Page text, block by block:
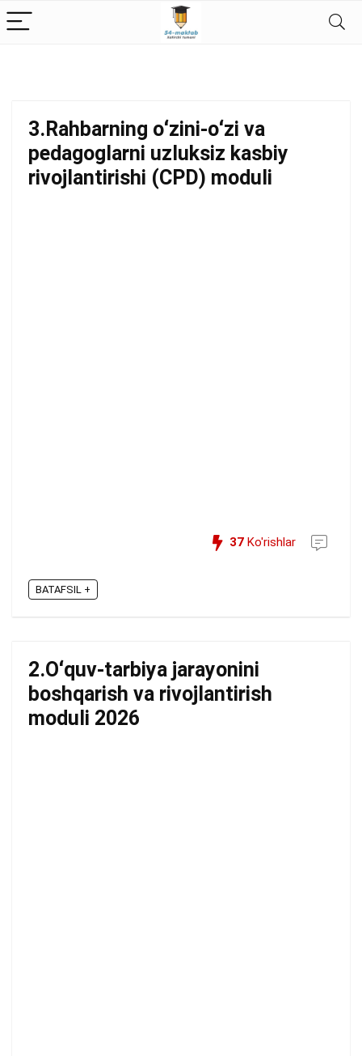
3.Rahbarning oʻzini-oʻzi va
pedagoglarni uzluksiz kasbiy
rivojlantirishi (CPD) moduli
37 Ko'rishlar
BATAFSIL +
2.Oʻquv-tarbiya jarayonini
boshqarish va rivojlantirish
moduli 2026